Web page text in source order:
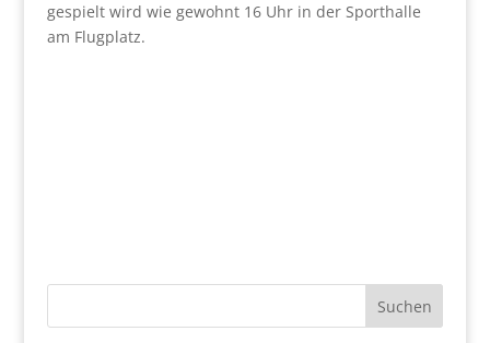
gespielt wird wie gewohnt 16 Uhr in der Sporthalle
am Flugplatz.
Suchen